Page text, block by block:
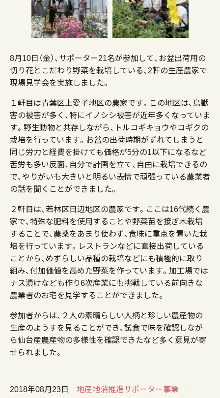
8月10日（金）、サポーター21名が参加して、お盆出荷用の
切り花とこだわり野菜を栽培している、2軒の生産農家で
現場見学会を実施しました。
１軒目は青葉区上愛子地区の農家です。この地区は、鳥獣
害の被害が多く、特にイノシシ被害が近年多くなっていま
す。野生動物と共存しながら、トルコギキョウやコギクの
栽培を行っています。お盆の出荷時期がずれてしまうと
同じ労力と経費を掛けても価格が5分の1以下になるなど
苦労も多い反面、自分で計画を立て、自由に栽培できるの
で、やりがいも大きいと明るい表情で頑張っている農業者
の話を聞くことができました。
２軒目は、若林区日辺地区の農家です。ここは16代続く農
家で、特殊な肥料を使用することや野菜苗を接ぎ木栽培
することで、農薬をあまり使わず、食味に重点を置いた栽
培を行っています。レストランなどに直接出荷している
ことから、めずらしい品種の栽培などにも積極的に取り
組み、付加価値を高めた野菜を作っています。加工場では
ナス漬けなども作り6次産業にも挑戦している前向きな
農業者のお宅を見学することができました。
参加者からは、２人の素晴らしい人柄と珍しい農産物の
生産のようすを見ることができ、試食で味を確認しなが
ら仙台産農産物の多様性を確認できたなど多く意見が寄
せられました。
2018年08月23日 地産地消推進サポーター事業